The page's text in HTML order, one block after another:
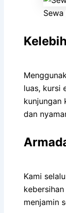
luas, kursi
kunjungan
dan
Kami
menjamin